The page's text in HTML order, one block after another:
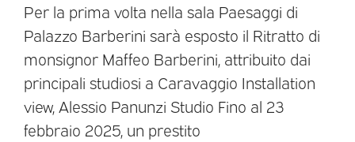
Per la prima volta nella sala Paesaggi di
Palazzo Barberini sarà esposto il Ritratto di
monsignor Maffeo Barberini, attribuito dai
principali studiosi a Caravaggio Installation
view, Alessio Panunzi Studio Fino al 23
febbraio 2025, un prestito